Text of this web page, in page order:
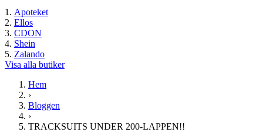
Apoteket
Ellos
CDON
Shein
Zalando
Visa alla butiker
Hem
›
Bloggen
›
TRACKSUITS UNDER 200-LAPPEN!!